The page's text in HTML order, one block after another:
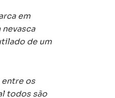
em
de um
entre os
todos são